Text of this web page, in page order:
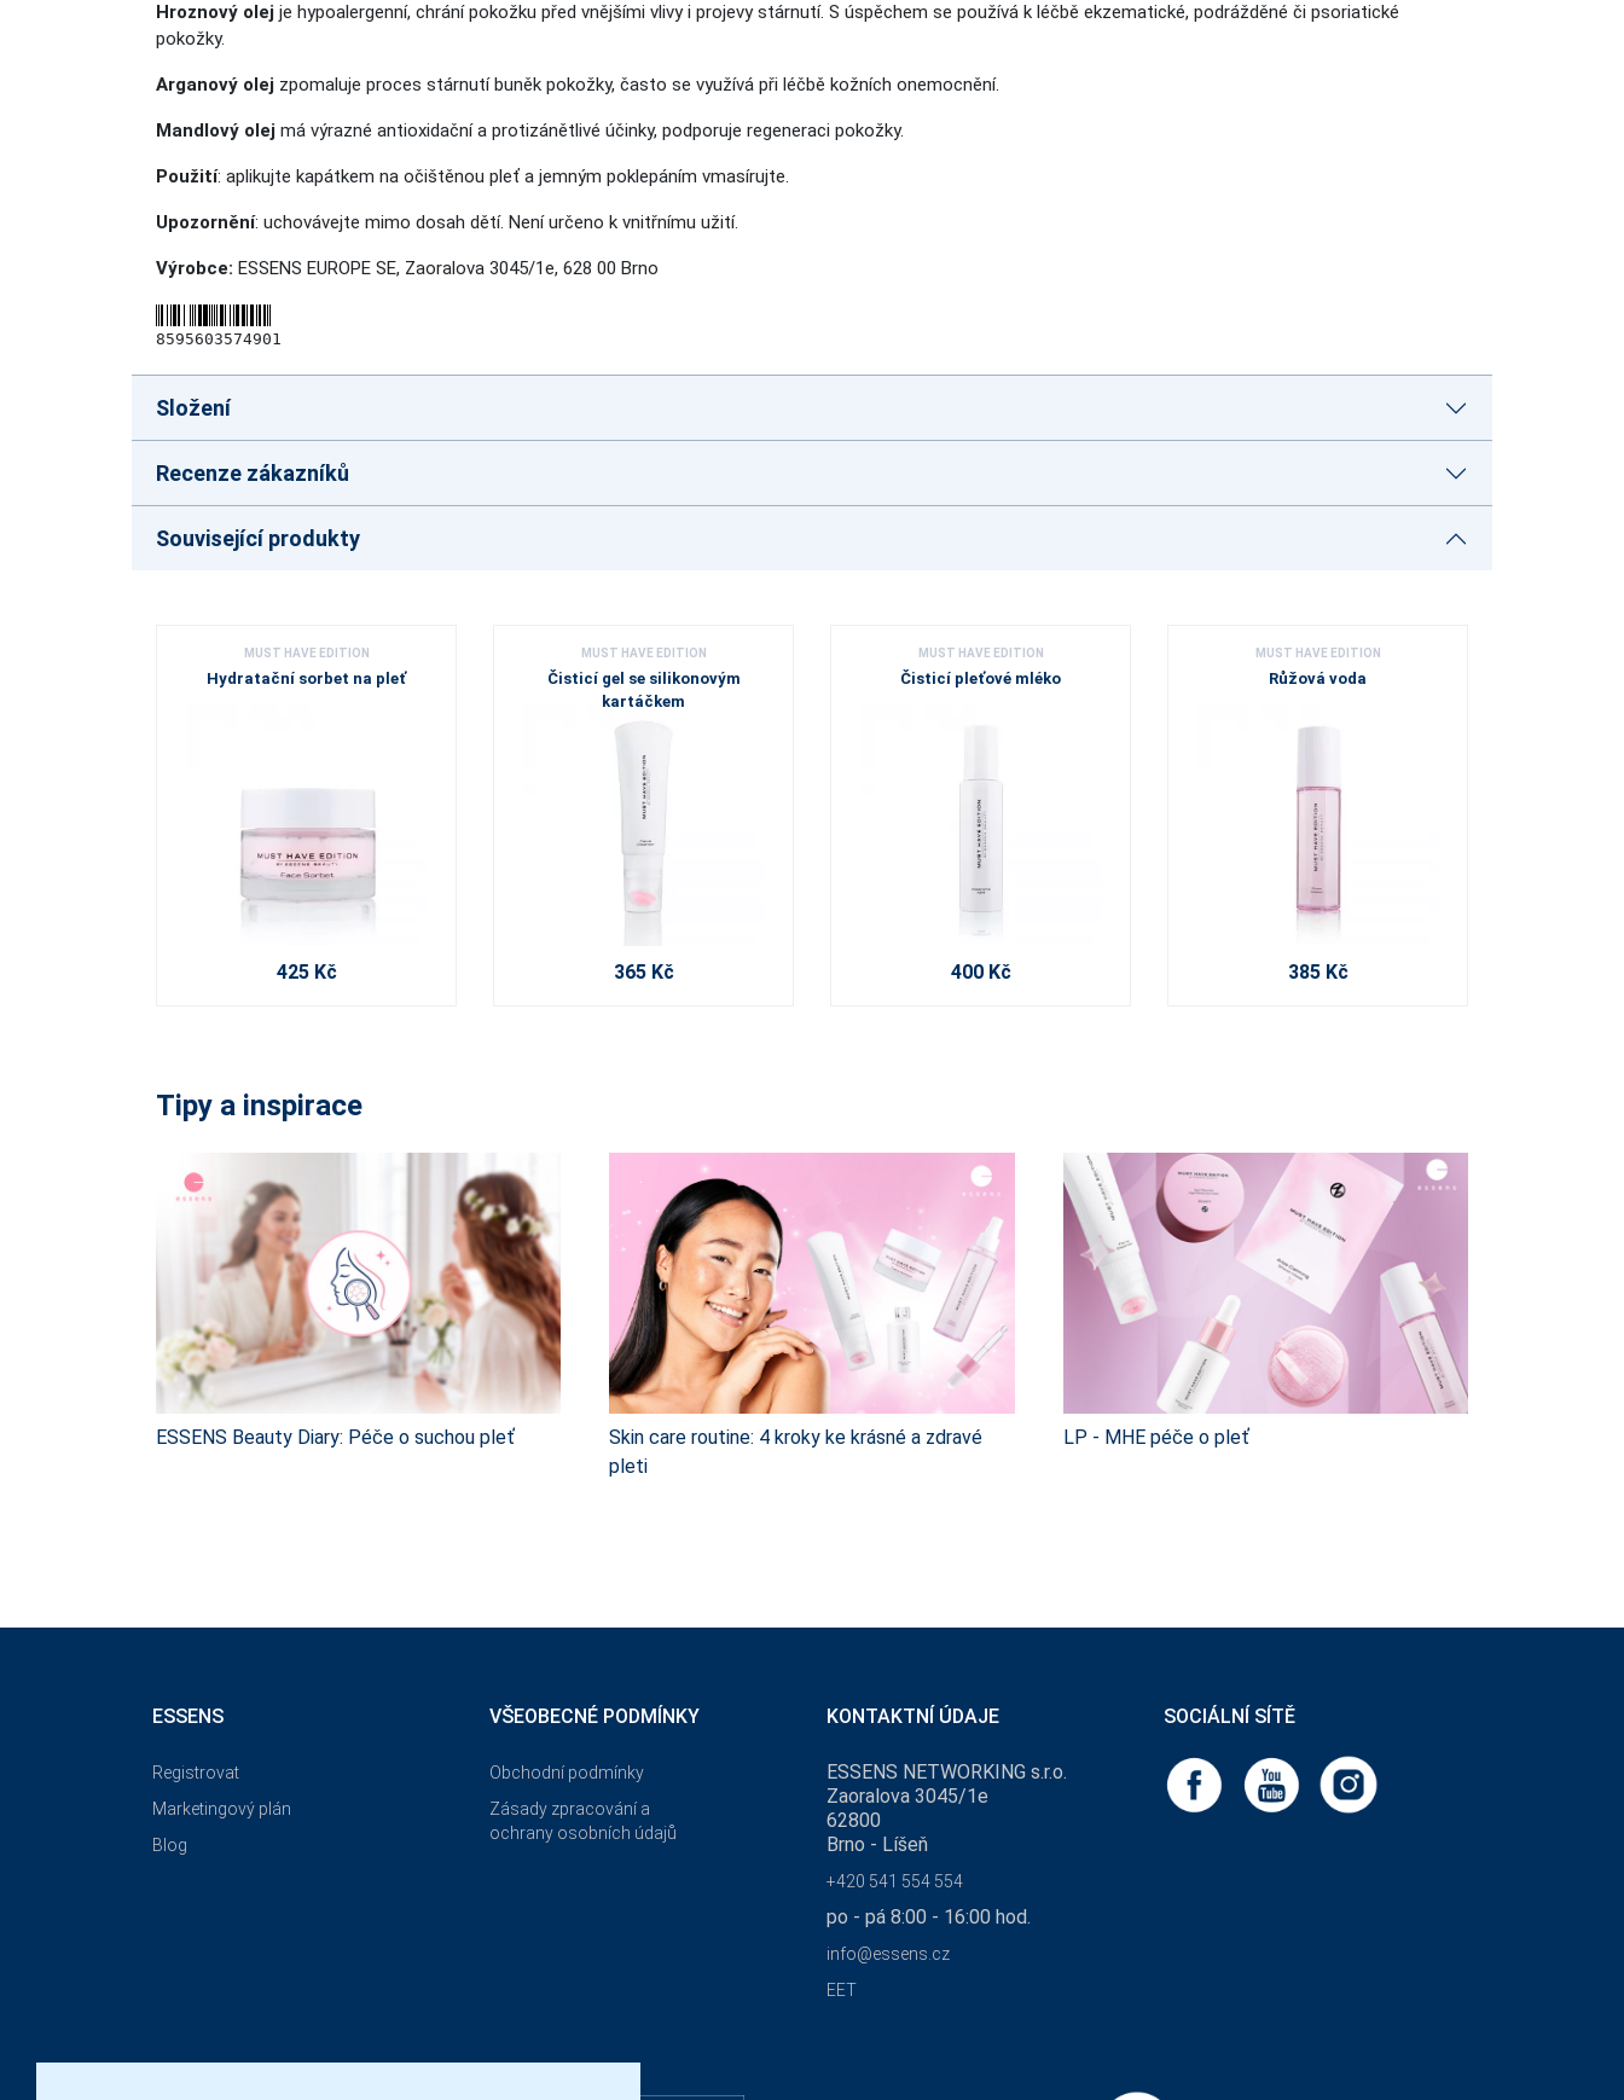
Hroznový olej je hypoalergenní, chrání pokožku před vnějšími vlivy i projevy stárnutí. S úspěchem se používá k léčbě ekzematické, podrážděné či psoriatické
pokožky.
Arganový olej zpomaluje proces stárnutí buněk pokožky, často se využívá při léčbě kožních onemocnění.
Mandlový olej má výrazné antioxidační a protizánětlivé účinky, podporuje regeneraci pokožky.
Použití: aplikujte kapátkem na očištěnou pleť a jemným poklepáním vmasírujte.
Upozornění: uchovávejte mimo dosah dětí. Není určeno k vnitřnímu užití.
Výrobce: ESSENS EUROPE SE, Zaoralova 3045/1e, 628 00 Brno
8595603574901
Složení
Recenze zákazníků
Související produkty
MUST HAVE EDITION
Hydratační sorbet na pleť
425 Kč
MUST HAVE EDITION
Čisticí gel se silikonovým
kartáčkem
365 Kč
MUST HAVE EDITION
Čisticí pleťové mléko
400 Kč
MUST HAVE EDITION
Růžová voda
385 Kč
Tipy a inspirace
ESSENS Beauty Diary: Péče o suchou pleť
Skin care routine: 4 kroky ke krásné a zdravé
pleti
LP - MHE péče o pleť
ESSENS
Registrovat
Marketingový plán
Blog
VŠEOBECNÉ PODMÍNKY
Obchodní podmínky
Zásady zpracování a
ochrany osobních údajů
KONTAKTNÍ ÚDAJE
ESSENS NETWORKING s.r.o.
Zaoralova 3045/1e
62800
Brno - Líšeň
+420 541 554 554
po - pá 8:00 - 16:00 hod.
info@essens.cz
EET
SOCIÁLNÍ SÍTĚ